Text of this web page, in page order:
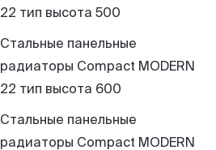
22 тип высота 500
Стальные панельные
радиаторы Compact MODERN
22 тип высота 600
Стальные панельные
радиаторы Compact MODERN